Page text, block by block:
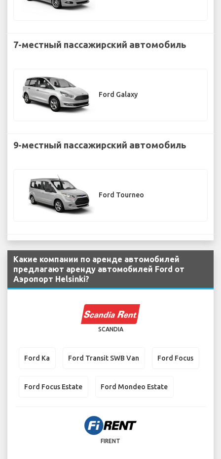
7-местный пассажирский автомобиль
Ford Galaxy
9-местный пассажирский автомобиль
Ford Tourneo
Какие компании по аренде автомобилей
предлагают аренду автомобилей Ford от
Аэропорт Helsinki?
SCANDIA
Ford Ka Ford Transit SWB Van Ford Focus
Ford Focus Estate Ford Mondeo Estate
FIRENT